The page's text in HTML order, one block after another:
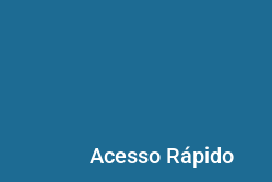
Acesso Rápido